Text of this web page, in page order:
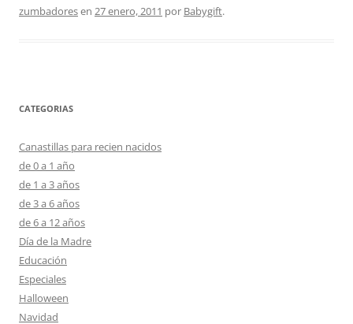
zumbadoresen 27 enero, 2011 por Babygift.
CATEGORIAS
Canastillas para recien nacidos
de 0 a 1 año
de 1 a 3 años
de 3 a 6 años
de 6 a 12 años
Día de la Madre
Educación
Especiales
Halloween
Navidad